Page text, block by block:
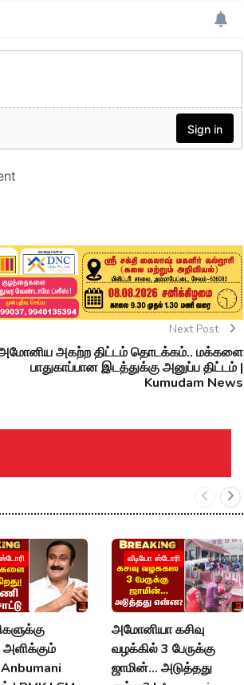
Next Post
அகற்ற திட்டம் தொடக்கம்.. மக்களை
பாதுகாப்பான இடத்துக்கு அனுப்ப திட்டம் |
Kumudam News
அளிக்கும்
வீடியோ ஸ்டோரி
அமோனியா கசிவு
வழக்கில் 3 பேருக்கு
ஜாமின்... அடுத்தது